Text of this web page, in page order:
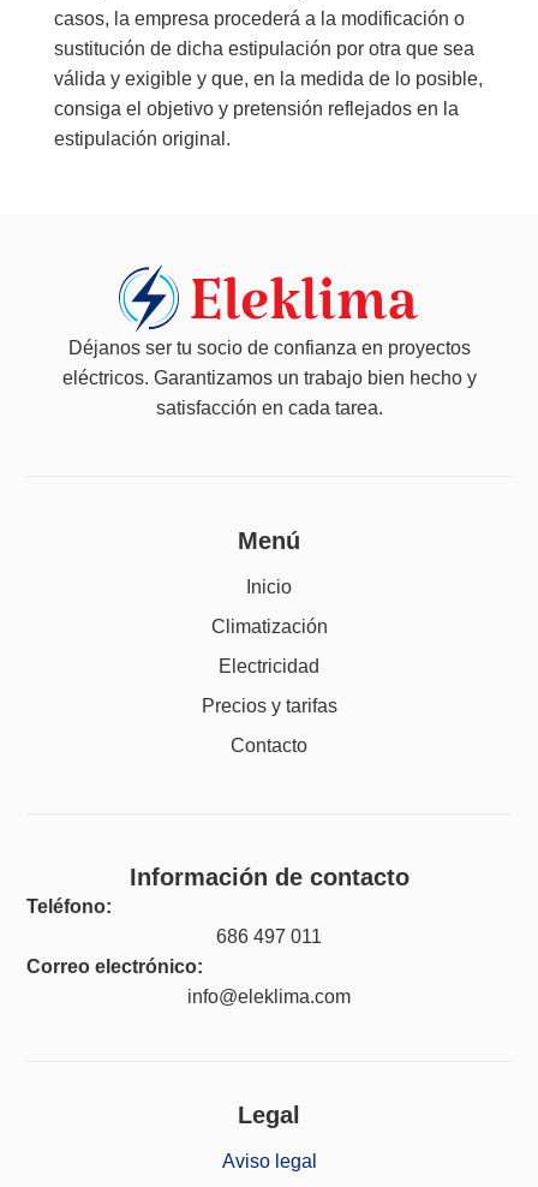
casos, la empresa procederá a la modificación o
sustitución de dicha estipulación por otra que sea
válida y exigible y que, en la medida de lo posible,
consiga el objetivo y pretensión reflejados en la
estipulación original.
Déjanos ser tu socio de confianza en proyectos
eléctricos. Garantizamos un trabajo bien hecho y
satisfacción en cada tarea.
Menú
Inicio
Climatización
Electricidad
Precios y tarifas
Contacto
Información de contacto
Teléfono:
686 497 011
Correo electrónico:
info@eleklima.com
Legal
Aviso legal